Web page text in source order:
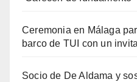
Ceremonia en Málaga
barco de TUI con un
Socio de De Aldama y